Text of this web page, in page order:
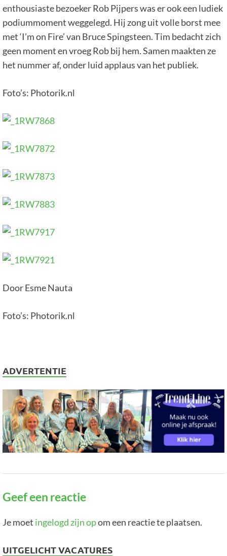
enthousiaste bezoeker Rob Pijpers was er ook een ludiek
podiummoment weggelegd. Hij zong uit volle borst mee
met ‘I’m on Fire’ van Bruce Spingsteen. Tim bedacht zich
geen moment en vroeg Rob bij hem. Samen maakten ze
het nummer af, onder luid applaus van het publiek.
Foto’s: Photorik.nl
Door Esme Nauta
Foto’s: Photorik.nl
ADVERTENTIE
Geef een reactie
Je moet ingelogd zijn opom een reactie te plaatsen.
UITGELICHT VACATURES